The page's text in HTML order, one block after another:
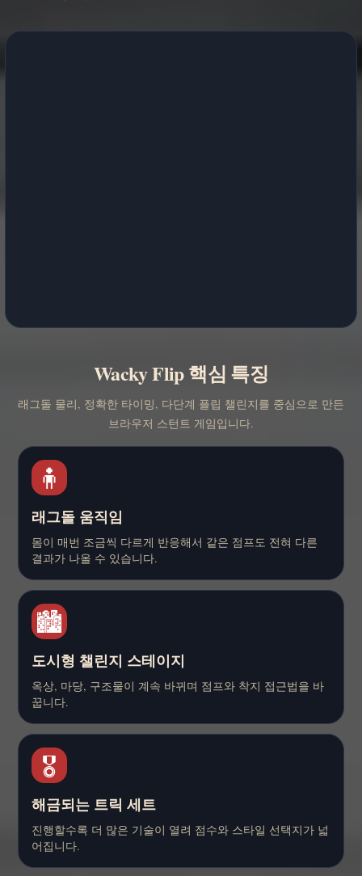
Wacky Flip 핵심 특징
래그돌 물리, 정확한 타이밍, 다단계 플립 챌린지를 중심으로 만든
브라우저 스턴트 게임입니다.
🧍
래그돌 움직임
몸이 매번 조금씩 다르게 반응해서 같은 점프도 전혀 다른
결과가 나올 수 있습니다.
🏙️
도시형 챌린지 스테이지
옥상, 마당, 구조물이 계속 바뀌며 점프와 착지 접근법을 바
꿉니다.
🎖️
해금되는 트릭 세트
진행할수록 더 많은 기술이 열려 점수와 스타일 선택지가 넓
어집니다.